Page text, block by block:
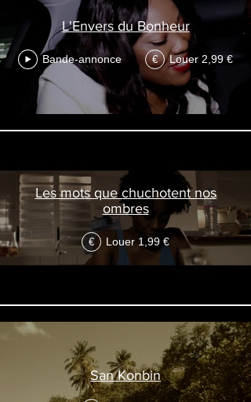
L'Envers du Bonheur
Bande-annonce € Louer 2,99 €
Les mots que chuchotent nos
ombres
€ Louer 1,99 €
San Konbin